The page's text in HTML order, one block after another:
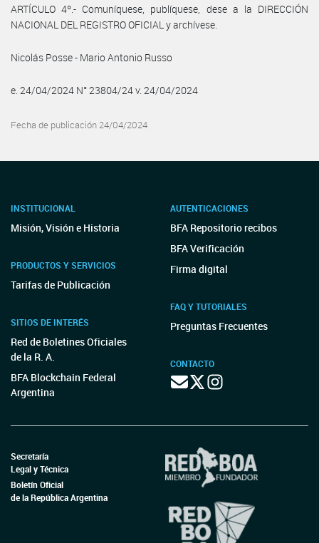
ARTÍCULO 4º.- Comuníquese, publíquese, dese a la DIRECCIÓN
NACIONAL DEL REGISTRO OFICIAL y archívese.
Nicolás Posse - Mario Antonio Russo
e. 24/04/2024 N° 23804/24 v. 24/04/2024
Fecha de publicación 24/04/2024
INSTITUCIONAL
Misión, Visión e Historia
PRODUCTOS Y SERVICIOS
Tarifas de Publicación
SITIOS DE INTERÉS
Red de Boletines Oficiales
de la R. A.
BFA Blockchain Federal
Argentina
AUTENTICACIONES
BFA Repositorio recibos
BFA Verificación
Firma digital
FAQ Y TUTORIALES
Preguntas Frecuentes
CONTACTO
Secretaría
Legal y Técnica
Boletín Oficial
de la República Argentina